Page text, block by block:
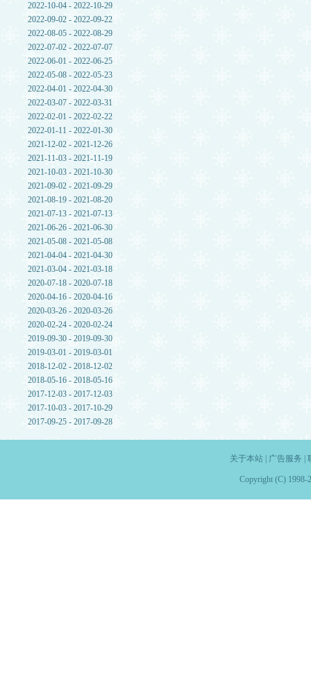
2022-10-04 - 2022-10-29
2022-09-02 - 2022-09-22
2022-08-05 - 2022-08-29
2022-07-02 - 2022-07-07
2022-06-01 - 2022-06-25
2022-05-08 - 2022-05-23
2022-04-01 - 2022-04-30
2022-03-07 - 2022-03-31
2022-02-01 - 2022-02-22
2022-01-11 - 2022-01-30
2021-12-02 - 2021-12-26
2021-11-03 - 2021-11-19
2021-10-03 - 2021-10-30
2021-09-02 - 2021-09-29
2021-08-19 - 2021-08-20
2021-07-13 - 2021-07-13
2021-06-26 - 2021-06-30
2021-05-08 - 2021-05-08
2021-04-04 - 2021-04-30
2021-03-04 - 2021-03-18
2020-07-18 - 2020-07-18
2020-04-16 - 2020-04-16
2020-03-26 - 2020-03-26
2020-02-24 - 2020-02-24
2019-09-30 - 2019-09-30
2019-03-01 - 2019-03-01
2018-12-02 - 2018-12-02
2018-05-16 - 2018-05-16
2017-12-03 - 2017-12-03
2017-10-03 - 2017-10-29
2017-09-25 - 2017-09-28
关于本站| 广告服务
Copyright (C) 1998-